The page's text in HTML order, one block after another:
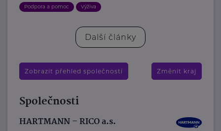
Podpora a pomoc Výživa
Další články
Zobrazit přehled společností Změnit kraj
Společnosti
HARTMANN – RICO a.s.